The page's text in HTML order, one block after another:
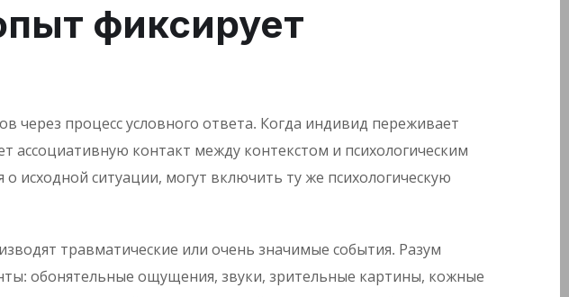
фиксирует
процесс условного ответа. Когда индивид переживает
контакт между контекстом и психологическим
ситуации, могут включить ту же психологическую
травматические или очень значимые события. Разум
обонятельные ощущения, звуки, зрительные картины, кожные